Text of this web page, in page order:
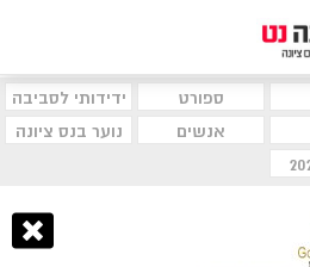
ספורט
ידידותי לסביבה
אנשים
נוער בנס ציונה